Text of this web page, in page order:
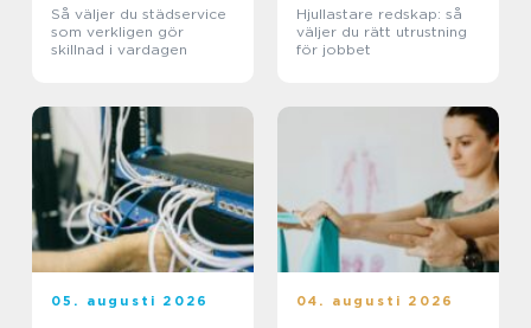
Så väljer du städservice
som verkligen gör
skillnad i vardagen
Hjullastare redskap: så
väljer du rätt utrustning
för jobbet
05. augusti 2026 04. augusti 2026